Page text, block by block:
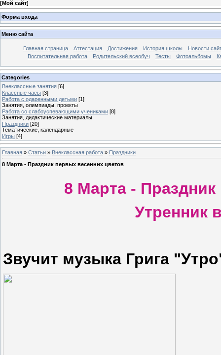
[Мой сайт]
Форма входа
Меню сайта
Главная страница Аттестация Достижения История школы
Новости
Воспитательная работа
Родительский всеобуч Тесты Фотоальбомы
Categories
Внеклассные занятия [6]
Классные часы [3]
Работа с одаренными детьми [1]
Занятия, олимпиады, проекты
Работа со слабоуспевающими учениками [8]
Занятия, дидактические материалы
Праздники [20]
Тематические, календарные
Игры [4]
Главная » Статьи » Внеклассная работа » Праздники
8 Марта - Праздник первых весенних цветов
8 Марта -
Утренник
Звучит музыка Грига